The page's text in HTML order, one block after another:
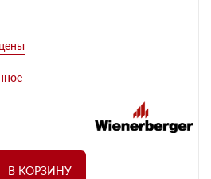
В КОРЗИНУ